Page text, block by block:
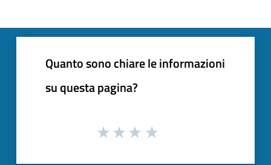
Quanto sono chiare le informazioni
su questa pagina?